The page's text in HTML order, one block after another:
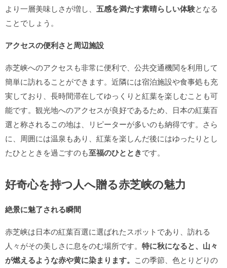
より一層美味しさが増し、 五感を満たす素晴らしい体験となる
ことでしょう。
アクセスの便利さと周辺施設
赤芝峡へのアクセスも非常に便利で、公共交通機関を利用して
簡単に訪れることができます。近隣には宿泊施設や食事処も充
実しており、長時間滞在してゆっくりと紅葉を楽しむことも可
能です。観光地へのアクセスが良好であるため、日本の紅葉百
選と称されるこの地は、リピーターが多いのも納得です。さら
に、周囲には温泉もあり、紅葉を楽しんだ後にはゆったりとし
たひとときを過ごすのも至福のひとときです。
好奇心を持つ人へ贈る赤芝峡の魅力
絶景に魅了される瞬間
赤芝峡は日本の紅葉百選に選ばれたスポットであり、訪れる
人々がその美しさに息をのむ場所です。 特に秋になると、山々
が燃えるような赤や黄に染まります。 この季節、色とりどりの